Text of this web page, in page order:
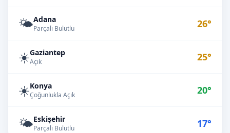
🌤️Adana
Parçalı Bulutlu 26°
☀️Gaziantep
Açık 25°
☀️Konya
Çoğunlukla Açık 20°
🌤️Eskişehir
Parçalı Bulutlu 17°